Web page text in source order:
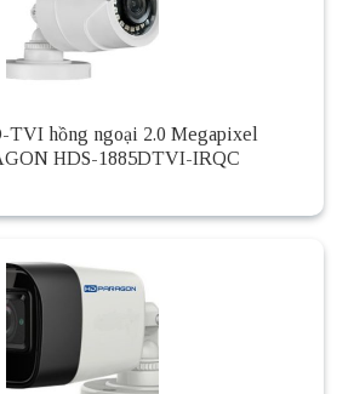
TVI hồng ngoại 2.0 Megapixel
HDS-1885DTVI-IRQC